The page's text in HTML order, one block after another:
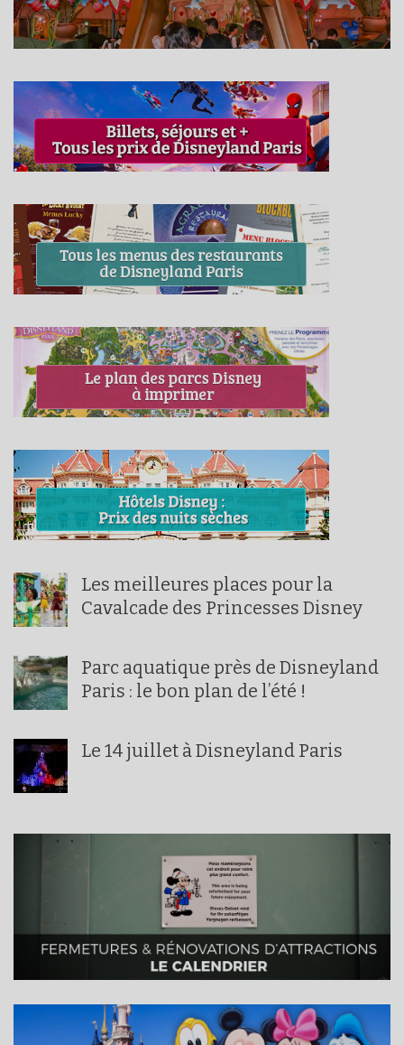
Les meilleures places pour la
Cavalcade des Princesses Disney
Parc aquatique près de Disneyland
Paris : le bon plan de l’été !
Le 14 juillet à Disneyland Paris